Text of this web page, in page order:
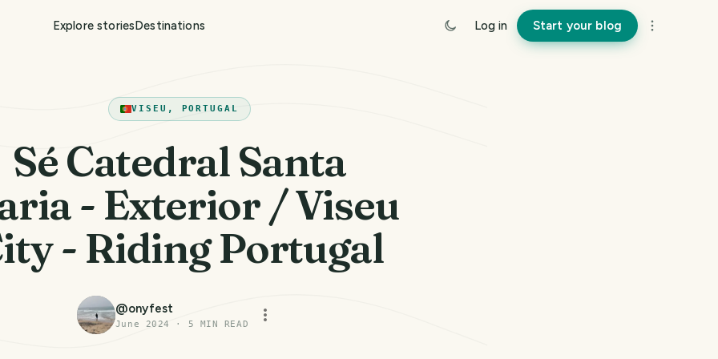
Explore storiesDestinations Log in Start your blog
VISEU, PORTUGAL
Sé Catedral Santa
- Exterior / Viseu
- Riding Portugal
@onyfest
June 2024 · 5 MIN READ